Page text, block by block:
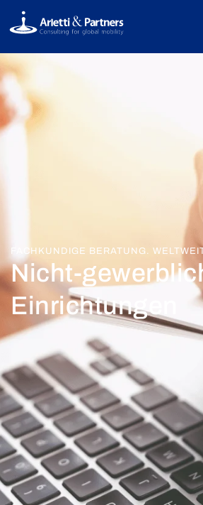
FACHKUNDIGE BERATUNG.
Nicht-
Einrichtungen